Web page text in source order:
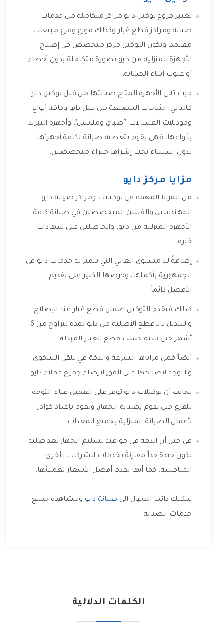
تعتبر فروع توكيل دايو مراكز متكاملة من خدمات
صيانة ومراكز قطع غيار وكذلك موزع وفرع مبيعات
معتمد، ويكون التوكيل مركز متخصص في إصلاح
الأجهزة المنزلية من دايو بصورة متكاملة بدون أخطاء
أو عيوب أثناء الصيانة.
حيث تأتي الأجهزة المتاح صيانتها من قبل توكيل دايو
كالتالي: الثلاجات المصنعة من قبل دايو وكافة أنواع
وموديلات الغسالات "أطباق وملابس"، وأجهزة التبريد
بأنواعها، فهي تقوم بتغطية صيانة لكافة أجهزتها
بدون استثناء تحت إشراف خبراء متخصصين.
مزايا مركز دايو
من المزايا المهمة في توكيلات ومراكز صيانة دايو
المهندسين والفنيين المتخصصين في صيانة كافة
الأجهزة المنزلية من دايو، والحاصلين على شهادات
خبرة.
إضافةً للـ مستوى العالي التي تتميز به خدمات دايو في
الجمهورية بأكملها، وحرصها الكبير على تقديم
الأفضل دائماً.
كذلك فيقدم التوكيل ضمان قطع غيار عند الإصلاح
والتبديل بالـ قطع الأصلية من دايو لمدة تتراوح من 6
أشهر حتى سنة حسب قطع الغيار المبدلة.
أيضاً فمن مزاياها السرعة والدقة في تلقي الشكوى
والتوجه لإصلاحها على الفور لإرضاء جميع عملاء دايو.
بجانب أن توكيلات دايو توفر على العميل عناء التوجه
للفرع حتى يقوم بصيانة الجهاز، وتقوم بإعداد كوادر
لأعمال الصيانة المنزلية بجميع المعدات.
في حين أن الدقة في مواعيد تسليم الجهاز بعد طلبه
تكون جيدة جداً مقارنةً بخدمات الشركات الأخرى
المنافسة، كما أنها تقدم أفضل الأسعار لعملائها.
يمكنك دائما الدخول الى صيانة دايو ومشاهدة جميع
خدمات الصيانة
الكلمات الدلالية